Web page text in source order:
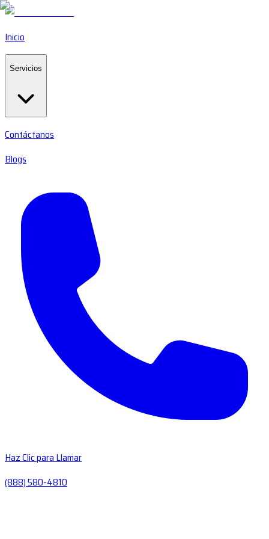
Inicio
Servicios
Contáctanos
Blogs
Haz Clic para Llamar
(888) 580-4810